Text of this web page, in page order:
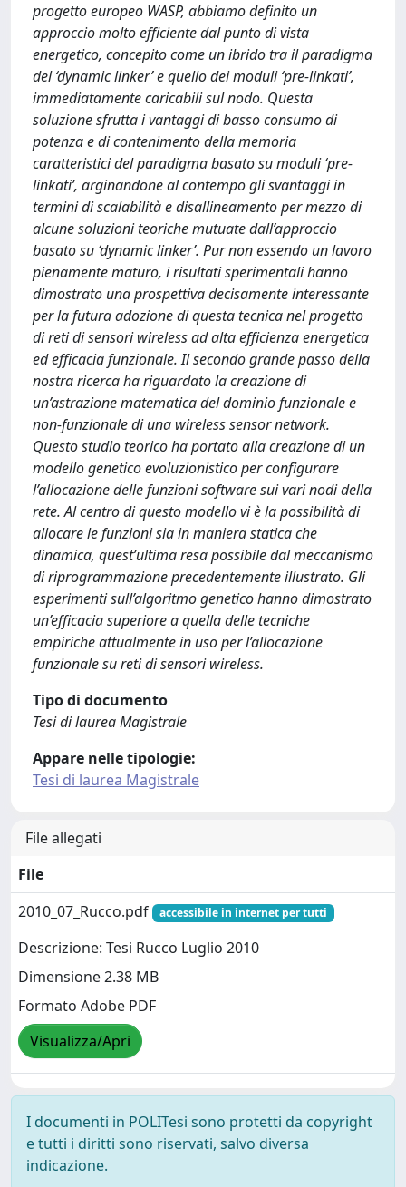
progetto europeo WASP, abbiamo deﬁnito un
approccio molto efﬁciente dal punto di vista
energetico, concepito come un ibrido tra il paradigma
del ‘dynamic linker’ e quello dei moduli ‘pre-linkati’,
immediatamente caricabili sul nodo. Questa
soluzione sfrutta i vantaggi di basso consumo di
potenza e di contenimento della memoria
caratteristici del paradigma basato su moduli ‘pre-
linkati’, arginandone al contempo gli svantaggi in
termini di scalabilità e disallineamento per mezzo di
alcune soluzioni teoriche mutuate dall’approccio
basato su ‘dynamic linker’. Pur non essendo un lavoro
pienamente maturo, i risultati sperimentali hanno
dimostrato una prospettiva decisamente interessante
per la futura adozione di questa tecnica nel progetto
di reti di sensori wireless ad alta efﬁcienza energetica
ed efﬁcacia funzionale. Il secondo grande passo della
nostra ricerca ha riguardato la creazione di
un’astrazione matematica del dominio funzionale e
non-funzionale di una wireless sensor network.
Questo studio teorico ha portato alla creazione di un
modello genetico evoluzionistico per conﬁgurare
l’allocazione delle funzioni software sui vari nodi della
rete. Al centro di questo modello vi è la possibilità di
allocare le funzioni sia in maniera statica che
dinamica, quest’ultima resa possibile dal meccanismo
di riprogrammazione precedentemente illustrato. Gli
esperimenti sull’algoritmo genetico hanno dimostrato
un’efﬁcacia superiore a quella delle tecniche
empiriche attualmente in uso per l’allocazione
funzionale su reti di sensori wireless.
Tipo di documento
Tesi di laurea Magistrale
Appare nelle tipologie:
Tesi di laurea Magistrale
File allegati
File
2010_07_Rucco.pdf
accessibile in internet per tutti
Descrizione: Tesi Rucco Luglio 2010
Dimensione 2.38 MB
Formato Adobe PDF
Visualizza/Apri
I documenti in POLITesi sono protetti da copyright
e tutti i diritti sono riservati, salvo diversa
indicazione.